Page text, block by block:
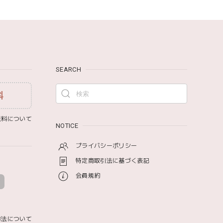
み モナミ ST1524
料について
について
SEARCH
NOTICE
プライバシーポリシー
特定商取引法に基づく表記
会員規約